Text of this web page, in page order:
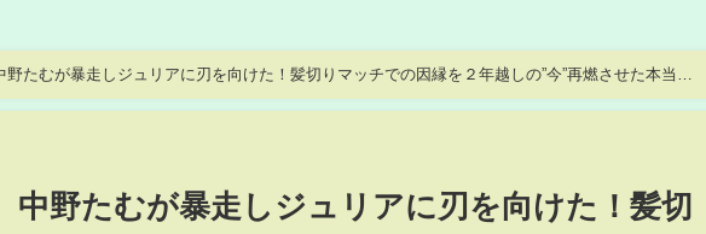
野たむが暴走しジュリアに刃を向けた！髪切りマッチでの因縁を２年越しの”今”再燃させた本当の
中野たむが暴走しジュリアに刃を向けた！髪切